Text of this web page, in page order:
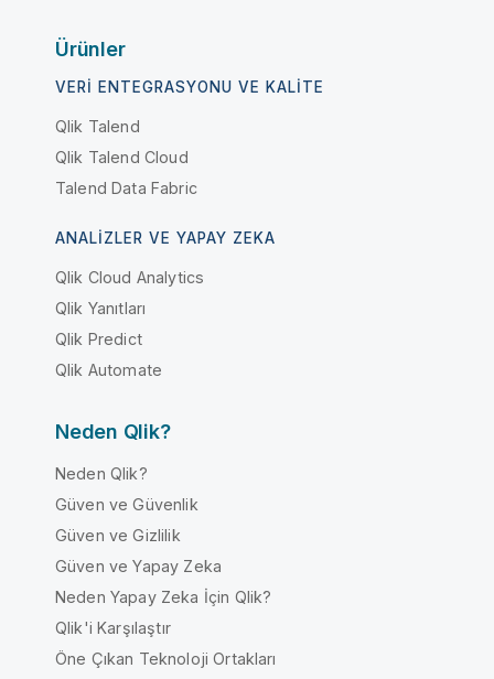
Ürünler
VERI ENTEGRASYONU VE KALITE
Qlik Talend
Qlik Talend Cloud
Talend Data Fabric
ANALIZLER VE YAPAY ZEKA
Qlik Cloud Analytics
Qlik Yanıtları
Qlik Predict
Qlik Automate
Neden Qlik?
Neden Qlik?
Güven ve Güvenlik
Güven ve Gizlilik
Güven ve Yapay Zeka
Neden Yapay Zeka İçin Qlik?
Qlik'i Karşılaştır
Öne Çıkan Teknoloji Ortakları